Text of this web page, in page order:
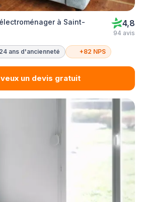
à Saint-
4,8
94 avis
ans d'ancienneté +82 NPS
un devis gratuit